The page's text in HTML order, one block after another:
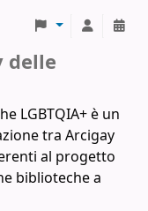
delle
LGBTQIA+ è un
tra Arcigay
al progetto
biblioteche a